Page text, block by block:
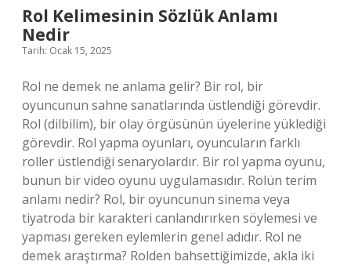
Rol Kelimesinin Sözlük Anlamı
Nedir
Tarih: Ocak 15, 2025
Rol ne demek ne anlama gelir? Bir rol, bir
oyuncunun sahne sanatlarında üstlendiği görevdir.
Rol (dilbilim), bir olay örgüsünün üyelerine yüklediği
görevdir. Rol yapma oyunları, oyuncuların farklı
roller üstlendiği senaryolardır. Bir rol yapma oyunu,
bunun bir video oyunu uygulamasıdır. Rolün terim
anlamı nedir? Rol, bir oyuncunun sinema veya
tiyatroda bir karakteri canlandırırken söylemesi ve
yapması gereken eylemlerin genel adıdır. Rol ne
demek araştırma? Rolden bahsettiğimizde, akla iki